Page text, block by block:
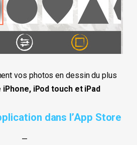
vos photos en dessin du plus
iPhone, iPod touch et iPad
dans l’App Store
—